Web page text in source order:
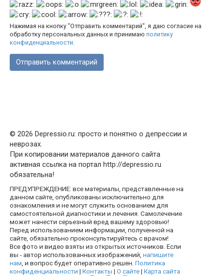
Нажимая на кнопку "Отправить комментарий", я даю согласие на
обработку персональных данных и принимаю политику
конфиденциальности.
© 2026 Depressio.ru: просто и понятно о депрессии и
неврозах.
При копировании материалов данного сайта
активная ссылка на портал http://depressio.ru
обязательна!
ПРЕДУПРЕЖДЕНИЕ: все материалы, представленные на
данном сайте, опубликованы исключительно для
ознакомления и не могут служить основанием для
самостоятельной диагностики и лечения. Самолечение
может нанести серьезный вред вашему здоровью!
Перед использованием информации, полученной на
сайте, обязательно проконсультируйтесь с врачом!
Все фото и видео взяты из открытых источников. Если
вы - автор использованных изображений, напишите
нам, и вопрос будет оперативно решен. Политика
конфиденциальности | Контакты | О сайте| Карта сайта